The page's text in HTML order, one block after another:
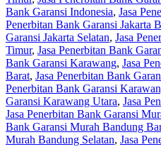
Bank Garansi Indonesia, Jasa
Penerbitan Bank Garansi Jakarta
Garansi Jakarta Selatan, Jasa
Timur, Jasa Penerbitan Bank
Bank Garansi Karawang, Jasa
Barat, Jasa Penerbitan Bank
Penerbitan Bank Garansi
Garansi Karawang Utara, Jasa
Jasa Penerbitan Bank Garansi
Bank Garansi Murah Bandung
Murah Bandung Selatan, Jasa